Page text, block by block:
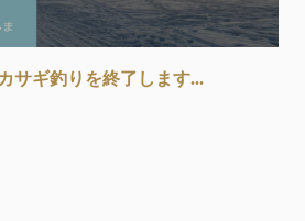
サギ釣りを終了します...